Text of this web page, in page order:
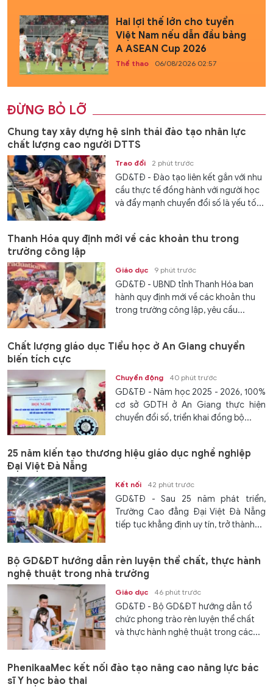
Hai lợi thế lớn cho tuyển
Việt Nam nếu dẫn đầu bảng
A ASEAN Cup 2026
Thể thao 06/08/2026 02:57
ĐỪNG BỎ LỠ
Chung tay xây dựng hệ sinh thái đào tạo nhân lực
chất lượng cao người DTTS
Trao đổi 2 phút trước
GD&TĐ - Đào tạo liên kết gắn với nhu
cầu thực tế đồng hành với người học
và đẩy mạnh chuyển đổi số là yếu tố...
Thanh Hóa quy định mới về các khoản thu trong
trường công lập
Giáo dục 9 phút trước
GD&TĐ - UBND tỉnh Thanh Hóa ban
hành quy định mới về các khoản thu
trong trường công lập, yêu cầu...
Chất lượng giáo dục Tiểu học ở An Giang chuyển
biến tích cực
Chuyển động 40 phút trước
GD&TĐ - Năm học 2025 - 2026, 100%
cơ sở GDTH ở An Giang thực hiện
chuyển đổi số, triển khai đồng bộ...
25 năm kiến tạo thương hiệu giáo dục nghề nghiệp
Đại Việt Đà Nẵng
Kết nối 42 phút trước
GD&TĐ - Sau 25 năm phát triển,
Trường Cao đẳng Đại Việt Đà Nẵng
tiếp tục khẳng định uy tín, trở thành...
Bộ GD&ĐT hướng dẫn rèn luyện thể chất, thực hành
nghệ thuật trong nhà trường
Giáo dục 46 phút trước
GD&TĐ - Bộ GD&ĐT hướng dẫn tổ
chức phong trào rèn luyện thể chất
và thực hành nghệ thuật trong các...
PhenikaaMec kết nối đào tạo nâng cao năng lực bác
sĩ Y học bào thai